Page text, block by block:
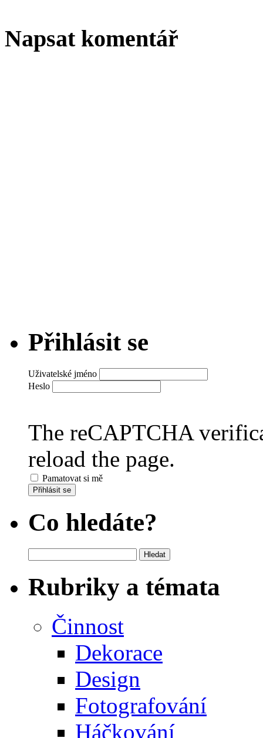
Napsat komentář
Přihlásit se
Uživatelské jméno
Heslo
The reCAPTCHA
reload the page.
Pamatovat si mě
Přihlásit se
Co hledáte?
Rubriky a témata
Činnost
Dekorace
Design
Fotografování
Háčkování